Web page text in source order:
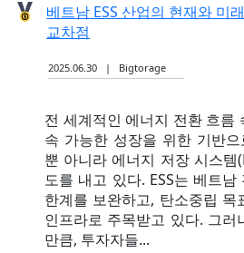
베트남 ESS 산업의 현재와 미
교차점
2025.06.30 | Bigtorage
전 세계적인 에너지 전환 흐름
속 가능한 성장을 위한 기반
뿐 아니라 에너지 저장 시스템
도를 내고 있다. ESS는 베트
한계를 보완하고, 탄소중립 목
인프라로 주목받고 있다. 그러
만큼, 투자자들...